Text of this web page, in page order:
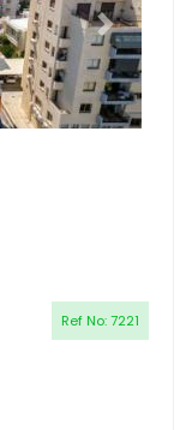
Επόμενο
Ref No:7221